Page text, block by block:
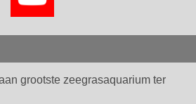
grootste zeegrasaquarium ter